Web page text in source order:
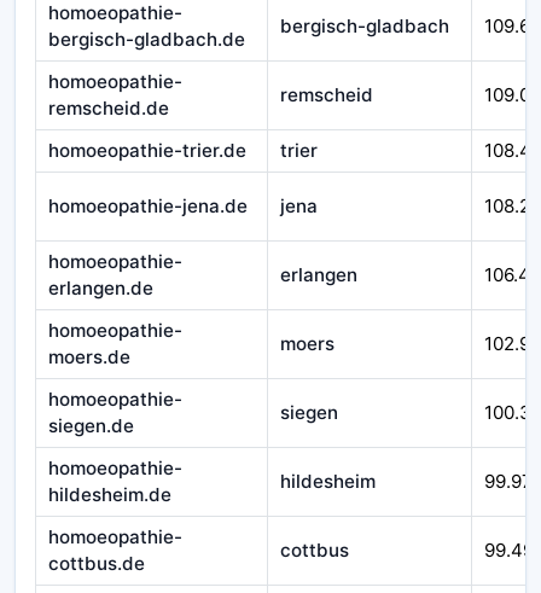
homoeopathie-
bergisch-gladbach.de
bergisch-gladbach
homoeopathie-
remscheid.de
remscheid
homoeopathie-trier.de trier
homoeopathie-jena.de jena
homoeopathie-
erlangen.de
erlangen
homoeopathie-
moers.de
moers
homoeopathie-
siegen.de
siegen
homoeopathie-
hildesheim.de
hildesheim
homoeopathie-
cottbus.de
cottbus 99.491